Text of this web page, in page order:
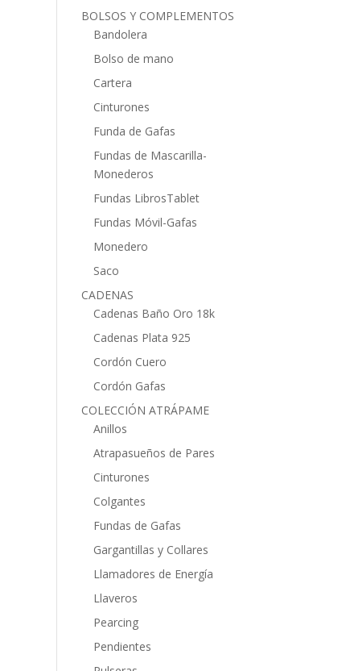
BOLSOS Y COMPLEMENTOS
Bandolera
Bolso de mano
Cartera
Cinturones
Funda de Gafas
Fundas de Mascarilla-
Monederos
Fundas LibrosTablet
Fundas Móvil-Gafas
Monedero
Saco
CADENAS
Cadenas Baño Oro 18k
Cadenas Plata 925
Cordón Cuero
Cordón Gafas
COLECCIÓN ATRÁPAME
Anillos
Atrapasueños de Pares
Cinturones
Colgantes
Fundas de Gafas
Gargantillas y Collares
Llamadores de Energía
Llaveros
Pearcing
Pendientes